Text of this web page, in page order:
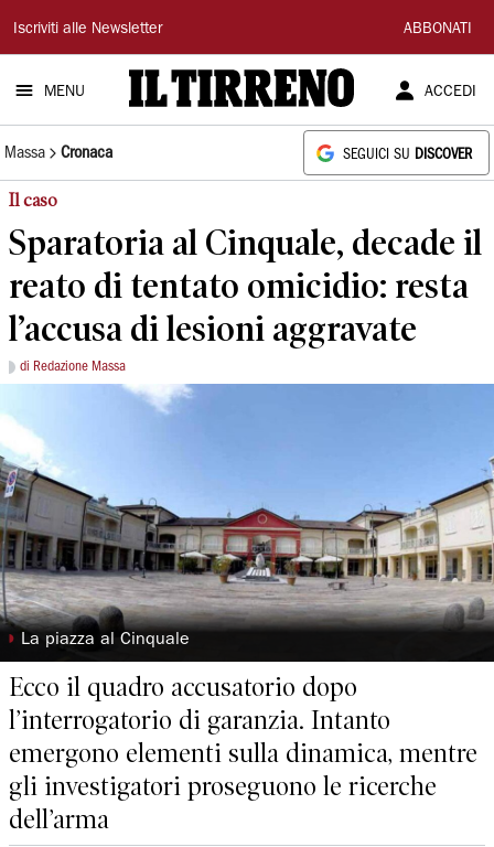
Il
Tirreno
Iscriviti alle Newsletter ABBONATI
MENU ACCEDI
Massa Cronaca SEGUICI SU DISCOVER
Il caso
Sparatoria al Cinquale, decade il
reato di tentato omicidio: resta
l’accusa di lesioni aggravate
di Redazione Massa
◗ La piazza al Cinquale
Ecco il quadro accusatorio dopo
l’interrogatorio di garanzia. Intanto
emergono elementi sulla dinamica, mentre
gli investigatori proseguono le ricerche
dell’arma